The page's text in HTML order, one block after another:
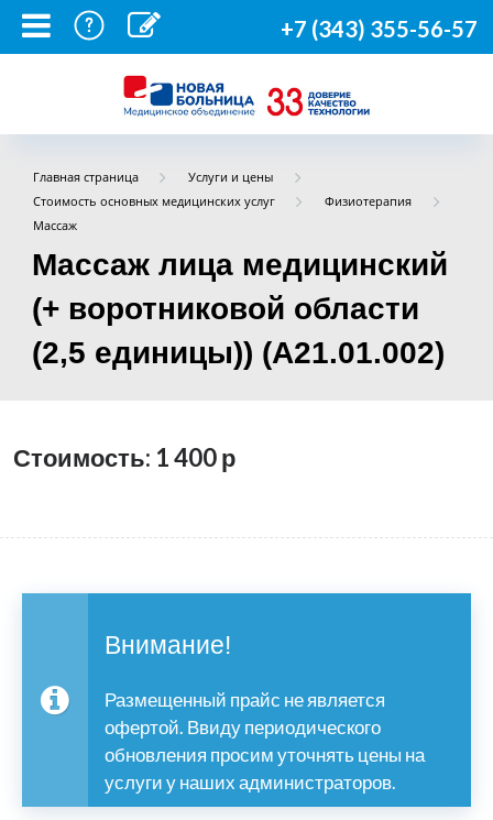
+7 (343) 355-56-57
Главная страница
Услуги и цены
Стоимость основных медицинских услуг
Физиотерапия
Массаж
Массаж лица медицинский
(+ воротниковой области
(2,5 единицы)) (А21.01.002)
Стоимость: 1 400р
Внимание!
Размещенный прайс не является
офертой. Ввиду периодического
обновления просим уточнять цены на
услуги у наших администраторов.